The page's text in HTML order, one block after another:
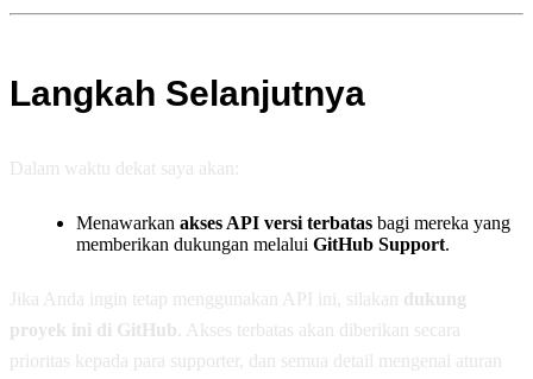
Langkah Selanjutnya
Dalam waktu dekat saya akan:
Menawarkan akses API versi terbatas bagi mereka yang
memberikan dukungan melalui GitHub Support.
Jika Anda ingin tetap menggunakan API ini, silakan dukung
proyek ini di GitHub . Akses terbatas akan diberikan secara
prioritas kepada para supporter, dan semua detail mengenai aturan